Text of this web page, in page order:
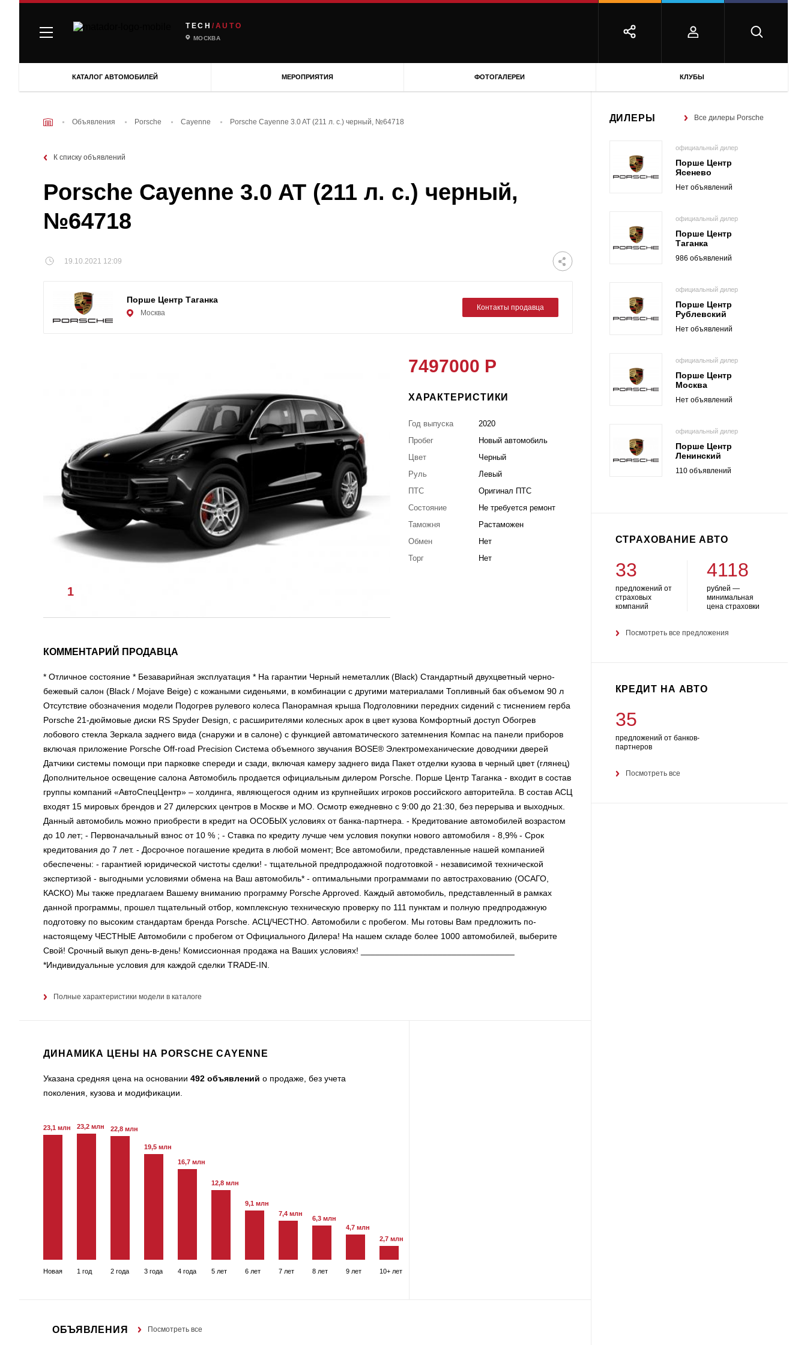
TECH /AUTO
МОСКВА
КАТАЛОГ АВТОМОБИЛЕЙ МЕРОПРИЯТИЯ ФОТОГАЛЕРЕИ КЛУБЫ
Объявления Porsche Cayenne Porsche Cayenne 3.0 AT (211 л. с.) черный, №64718
К списку объявлений
Porsche Cayenne 3.0 AT (211 л. с.) черный,
№64718
19.10.2021 12:09
Порше Центр Таганка
Москва
Контакты продавца
1
7497000 Р
ХАРАКТЕРИСТИКИ
Год выпуска
2020
Пробег
Новый автомобиль
Цвет
Черный
Руль
Левый
ПТС
Оригинал ПТС
Состояние
Не требуется ремонт
Таможня
Растаможен
Обмен
Нет
Торг
Нет
КОММЕНТАРИЙ ПРОДАВЦА
* Отличное состояние * Безаварийная эксплуатация * На гарантии Черный неметаллик (Black) Стандартный двухцветный черно-
бежевый салон (Black / Mojave Beige) с кожаными сиденьями, в комбинации с другими материалами Топливный бак объемом 90 л
Отсутствие обозначения модели Подогрев рулевого колеса Панорамная крыша Подголовники передних сидений с тиснением герба
Porsche 21-дюймовые диски RS Spyder Design, с расширителями колесных арок в цвет кузова Комфортный доступ Обогрев
лобового стекла Зеркала заднего вида (снаружи и в салоне) с функцией автоматического затемнения Компас на панели приборов
включая приложение Porsche Off-road Precision Система объемного звучания BOSE® Электромеханические доводчики дверей
Датчики системы помощи при парковке спереди и сзади, включая камеру заднего вида Пакет отделки кузова в черный цвет (глянец)
Дополнительное освещение салона Автомобиль продается официальным дилером Porsche. Порше Центр Таганка - входит в состав
группы компаний «АвтоСпецЦентр» – холдинга, являющегося одним из крупнейших игроков российского авторитейла. В состав АСЦ
входят 15 мировых брендов и 27 дилерских центров в Москве и МО. Осмотр ежедневно с 9:00 до 21:30, без перерыва и выходных.
Данный автомобиль можно приобрести в кредит на ОСОБЫХ условиях от банка-партнера. - Кредитование автомобилей возрастом
до 10 лет; - Первоначальный взнос от 10 % ; - Ставка по кредиту лучше чем условия покупки нового автомобиля - 8,9% - Срок
кредитования до 7 лет. - Досрочное погашение кредита в любой момент; Все автомобили, представленные нашей компанией
обеспечены: - гарантией юридической чистоты сделки! - тщательной предпродажной подготовкой - независимой технической
экспертизой - выгодными условиями обмена на Ваш автомобиль* - оптимальными программами по автострахованию (ОСАГО,
КАСКО) Мы также предлагаем Вашему вниманию программу Porsche Approved. Каждый автомобиль, представленный в рамках
данной программы, прошел тщательный отбор, комплексную техническую проверку по 111 пунктам и полную предпродажную
подготовку по высоким стандартам бренда Porsche. АСЦ/ЧЕСТНО. Автомобили с пробегом. Мы готовы Вам предложить по-
настоящему ЧЕСТНЫЕ Автомобили с пробегом от Официального Дилера! На нашем складе более 1000 автомобилей, выберите
Свой! Срочный выкуп день-в-день! Комиссионная продажа на Ваших условиях! ________________________________
*Индивидуальные условия для каждой сделки TRADE-IN.
Полные характеристики модели в каталоге
ДИНАМИКА ЦЕНЫ НА PORSCHE CAYENNE
Указана средняя цена на основании 492 объявлений о продаже, без учета
поколения, кузова и модификации.
23,1 млн
Новая
23,2 млн
1 год
22,8 млн
2 года
19,5 млн
3 года
16,7 млн
4 года
12,8 млн
5 лет
9,1 млн
6 лет
7,4 млн
7 лет
6,3 млн
8 лет
4,7 млн
9 лет
2,7 млн
10+ лет
ОБЪЯВЛЕНИЯ Посмотреть все
ДИЛЕРЫ Все дилеры Porsche
официальный дилер
Порше Центр
Ясенево
Нет объявлений
официальный дилер
Порше Центр
Таганка
986 объявлений
официальный дилер
Порше Центр
Рублевский
Нет объявлений
официальный дилер
Порше Центр
Москва
Нет объявлений
официальный дилер
Порше Центр
Ленинский
110 объявлений
СТРАХОВАНИЕ АВТО
33
предложений от
страховых
компаний
4118
рублей —
минимальная
цена страховки
Посмотреть все предложения
КРЕДИТ НА АВТО
35
предложений от банков-
партнеров
Посмотреть все